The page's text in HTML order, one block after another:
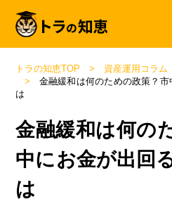
トラの知恵TOP
資産運用コラム
金融緩和は何のための政策？
は
金融緩和は何の
中にお金が出回
は